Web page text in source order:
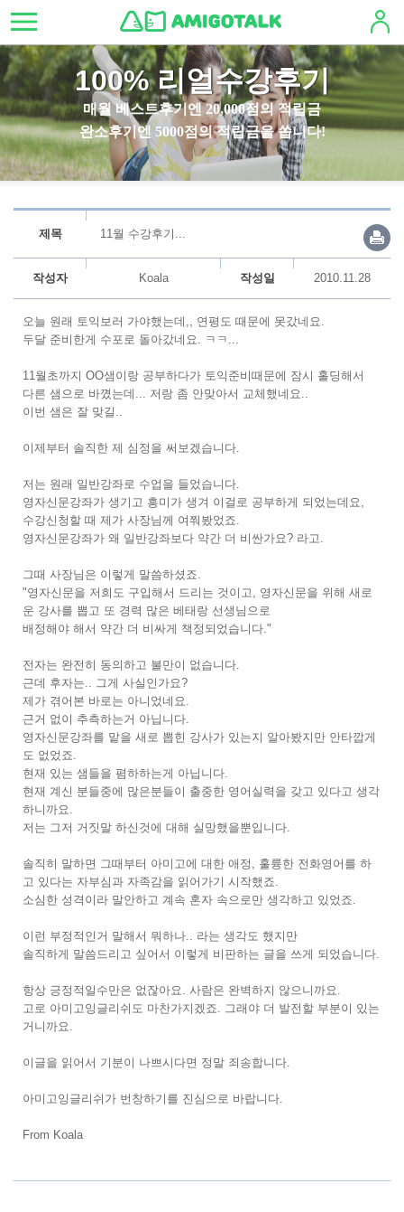
100% 리얼수강후기
매월 베스트후기엔 20,000점의 적립금
완소후기엔 5000점의 적립금을 쏩니다!
제목 11월 수강후기...
작성자 Koala 작성일 2010.11.28
오늘 원래 토익보러 가야했는데,, 연평도 때문에 못갔네요.
두달 준비한게 수포로 돌아갔네요. ㅋㅋ...
11월초까지 OO샘이랑 공부하다가 토익준비때문에 잠시 홀딩해서
다른 샘으로 바꼈는데... 저랑 좀 안맞아서 교체했네요..
이번 샘은 잘 맞길..
이제부터 솔직한 제 심정을 써보겠습니다.
저는 원래 일반강좌로 수업을 들었습니다.
영자신문강좌가 생기고 흥미가 생겨 이걸로 공부하게 되었는데요,
수강신청할 때 제가 사장님께 여쭤봤었죠.
영자신문강좌가 왜 일반강좌보다 약간 더 비싼가요? 라고.
그때 사장님은 이렇게 말씀하셨죠.
"영자신문을 저희도 구입해서 드리는 것이고, 영자신문을 위해 새로
운 강사를 뽑고 또 경력 많은 베태랑 선생님으로
배정해야 해서 약간 더 비싸게 책정되었습니다."
전자는 완전히 동의하고 불만이 없습니다.
근데 후자는.. 그게 사실인가요?
제가 겪어본 바로는 아니었네요.
근거 없이 추측하는거 아닙니다.
영자신문강좌를 맡을 새로 뽑힌 강사가 있는지 알아봤지만 안타깝게
도 없었죠.
현재 있는 샘들을 폄하하는게 아닙니다.
현재 계신 분들중에 많은분들이 출중한 영어실력을 갖고 있다고 생각
하니까요.
저는 그저 거짓말 하신것에 대해 실망했을뿐입니다.
솔직히 말하면 그때부터 아미고에 대한 애정, 훌륭한 전화영어를 하
고 있다는 자부심과 자족감을 읽어가기 시작했죠.
소심한 성격이라 말안하고 계속 혼자 속으로만 생각하고 있었죠.
이런 부정적인거 말해서 뭐하나.. 라는 생각도 했지만
솔직하게 말씀드리고 싶어서 이렇게 비판하는 글을 쓰게 되었습니다.
항상 긍정적일수만은 없잖아요. 사람은 완벽하지 않으니까요.
고로 아미고잉글리쉬도 마찬가지겠죠. 그래야 더 발전할 부분이 있는
거니까요.
이글을 읽어서 기분이 나쁘시다면 정말 죄송합니다.
아미고잉글리쉬가 번창하기를 진심으로 바랍니다.
From Koala